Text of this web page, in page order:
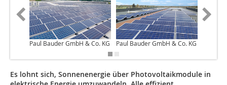
Paul Bauder GmbH & Co. KG Paul Bauder GmbH & Co. KG
Es lohnt sich, Sonnenenergie über Photovoltaikmodule in